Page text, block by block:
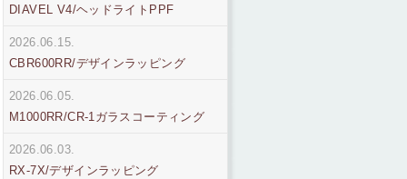
DIAVEL V4/ヘッドライトPPF
2026.06.15.
CBR600RR/デザインラッピング
2026.06.05.
M1000RR/CR-1ガラスコーティング
2026.06.03.
RX-7X/デザインラッピング